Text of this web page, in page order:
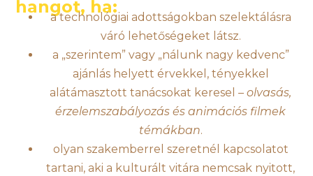
hangot, ha:
a technológiai adottságokban szelektálásra
váró lehetőségeket látsz.
a „szerintem” vagy „nálunk nagy kedvenc”
ajánlás helyett érvekkel, tényekkel
alátámasztott tanácsokat keresel – olvasás,
érzelemszabályozás és animációs filmek
témákban.
olyan szakemberrel szeretnél kapcsolatot
tartani, aki a kulturált vitára nemcsak nyitott,